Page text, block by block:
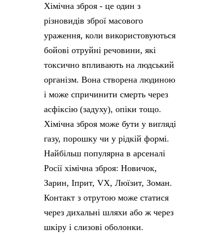
Хімічна зброя - це один з
різновидів зброї масового
ураження, коли використовуються
бойові отруйні речовини, які
токсично впливають на людський
організм. Вона створена людиною
і може спричинити смерть через
асфіксію (задуху), опіки тощо.
Хімічна зброя може бути у вигляді
газу, порошку чи у рідкій формі.
Найбільш популярна в арсеналі
Росії хімічна зброя: Новичок,
Зарин, Іприт, VX, Люїзит, Зоман.
Контакт з отрутою може статися
через дихальні шляхи або ж через
шкіру і слизові оболонки.